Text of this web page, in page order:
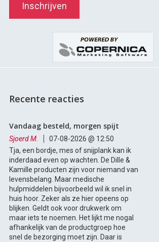
Inschrijven
Recente reacties
Vandaag besteld, morgen spijt
Sjoerd M.
07-08-2026 @ 12:50
Tja, een bordje, mes of snijplank kan ik
inderdaad even op wachten. De Dille &
Kamille producten zijn voor niemand van
levensbelang. Maar medische
hulpmiddelen bijvoorbeeld wil ik snel in
huis hoor. Zeker als ze hier opeens op
blijken. Geldt ook voor drukwerk om
maar iets te noemen. Het lijkt me nogal
afhankelijk van de productgroep hoe
snel de bezorging moet zijn. Daar is